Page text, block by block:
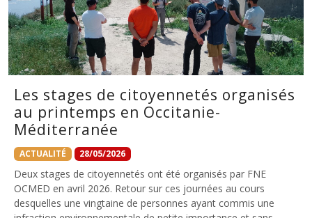
Les stages de citoyennetés organisés
au printemps en Occitanie-
Méditerranée
ACTUALITÉ 28/05/2026
Deux stages de citoyennetés ont été organisés par FNE
OCMED en avril 2026. Retour sur ces journées au cours
desquelles une vingtaine de personnes ayant commis une